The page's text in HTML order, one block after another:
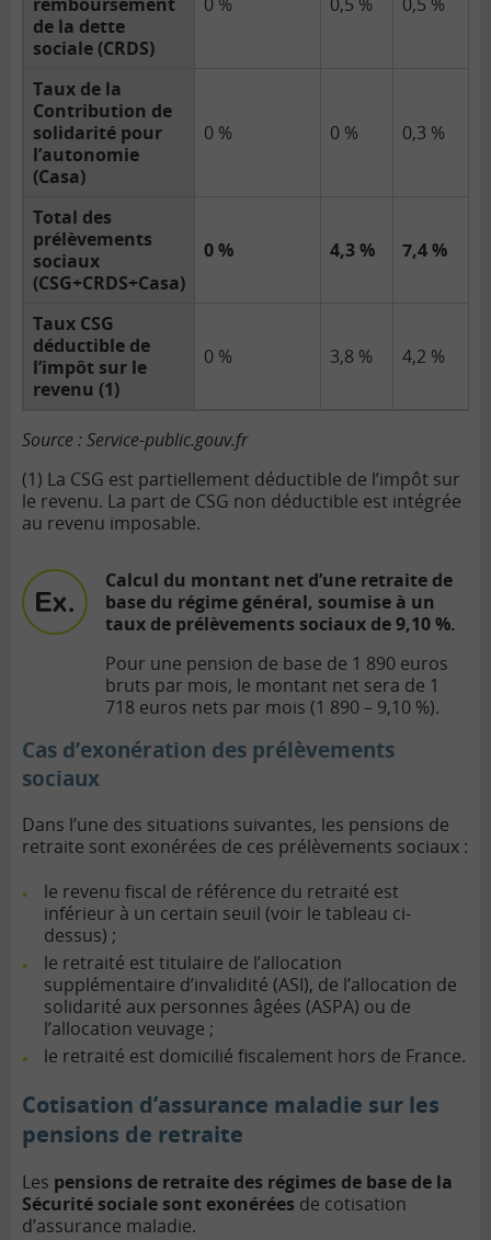
de la dette
sociale (CRDS)
Taux de la
Contribution de
solidarité pour
l’autonomie
(Casa)
0 % 0 % 0,3 %
Total des
prélèvements
sociaux
(CSG+CRDS+Casa)
0 % 4,3 % 7,4 %
Taux CSG
déductible de
l’impôt sur le
revenu (1)
0 % 3,8 % 4,2 %
Source : Service-public.gouv.fr
(1) La CSG est partiellement déductible de l’impôt sur
le revenu. La part de CSG non déductible est intégrée
au revenu imposable.
Calcul du montant net d’une retraite de
base du régime général, soumise à un
taux de prélèvements sociaux de 9,10 %.
Pour une pension de base de 1 890 euros
bruts par mois, le montant net sera de 1
718 euros nets par mois (1 890 – 9,10 %).
Cas d’exonération des prélèvements
sociaux
Dans l’une des situations suivantes, les pensions de
retraite sont exonérées de ces prélèvements sociaux :
le revenu fiscal de référence du retraité est
inférieur à un certain seuil (voir le tableau ci-
dessus) ;
le retraité est titulaire de l’allocation
supplémentaire d’invalidité (ASI), de l’allocation de
solidarité aux personnes âgées (ASPA) ou de
l’allocation veuvage ;
le retraité est domicilié fiscalement hors de France.
Cotisation d’assurance maladie sur les
pensions de retraite
Les pensions de retraite des régimes de base de la
Sécurité sociale sont exonérées de cotisation
d’assurance maladie.